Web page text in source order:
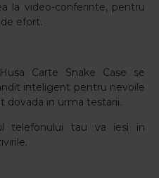
la video-conferinte, pentru
efort.
Carte Snake Case se
inteligent pentru nevoile
dovada in urma testarii.
telefonului tau va iesi in